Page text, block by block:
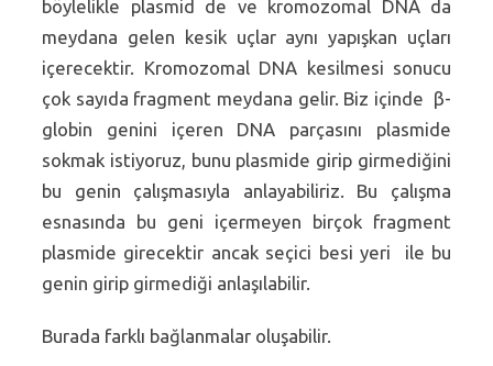
böylelikle plasmid de ve kromozomal DNA da
meydana gelen kesik uçlar aynı yapışkan uçları
içerecektir. Kromozomal DNA kesilmesi sonucu
çok sayıda fragment meydana gelir. Biz içinde β-
globin genini içeren DNA parçasını plasmide
sokmak istiyoruz, bunu plasmide girip girmediğini
bu genin çalışmasıyla anlayabiliriz. Bu çalışma
esnasında bu geni içermeyen birçok fragment
plasmide girecektir ancak seçici besi yeri ile bu
genin girip girmediği anlaşılabilir.
Burada farklı bağlanmalar oluşabilir.